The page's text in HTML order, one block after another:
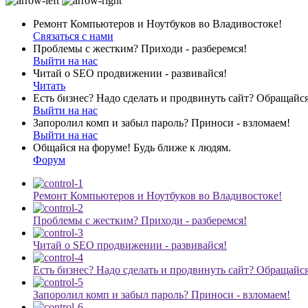
Ремонт Компьютеров и Ноутбуков во Владивостоке!
Связаться с нами
Проблемы с жестким? Приходи - разберемся!
Выйти на нас
Читай о SEO продвижении - развивайся!
Читать
Есть бизнес? Надо сделать и продвинуть сайт?
Выйти на нас
Запоролил комп и забыл пароль? Приноси - взломаем!
Выйти на нас
Общайся на форуме! Будь ближе к людям.
Форум
Ремонт Компьютеров и Ноутбуков во Владивостоке!
Проблемы с жестким? Приходи - разберемся!
Читай о SEO продвижении - развивайся!
Есть бизнес? Надо сделать и продвинуть сайт?
Запоролил комп и забыл пароль? Приноси - взломаем!